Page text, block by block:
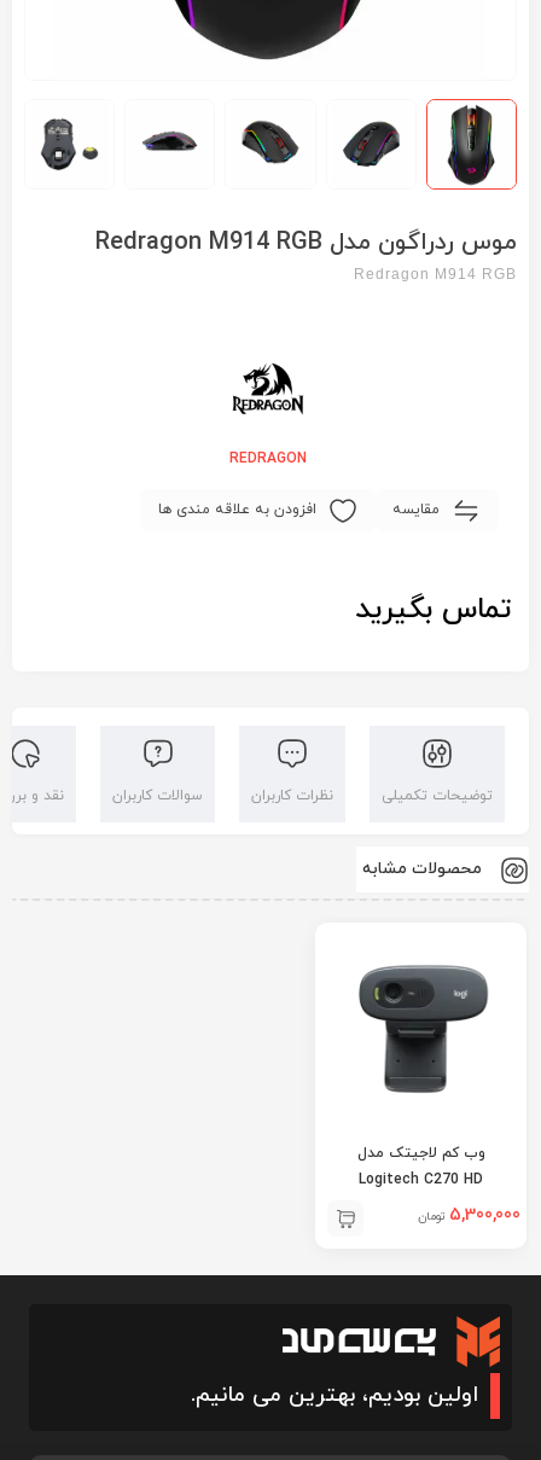
موس ردراگون مدل Redragon M914 RGB
Redragon M914 RGB
REDRAGON
مقایسه افزودن به علاقه مندی ها
تماس بگیرید
توضیحات تکمیلی نظرات کاربران سوالات کاربران نقد و
محصولات مشابه
وب کم لاجیتک مدل
Logitech C270 HD
5,300,000 تومان
اولین بودیم، بهترین می مانیم.